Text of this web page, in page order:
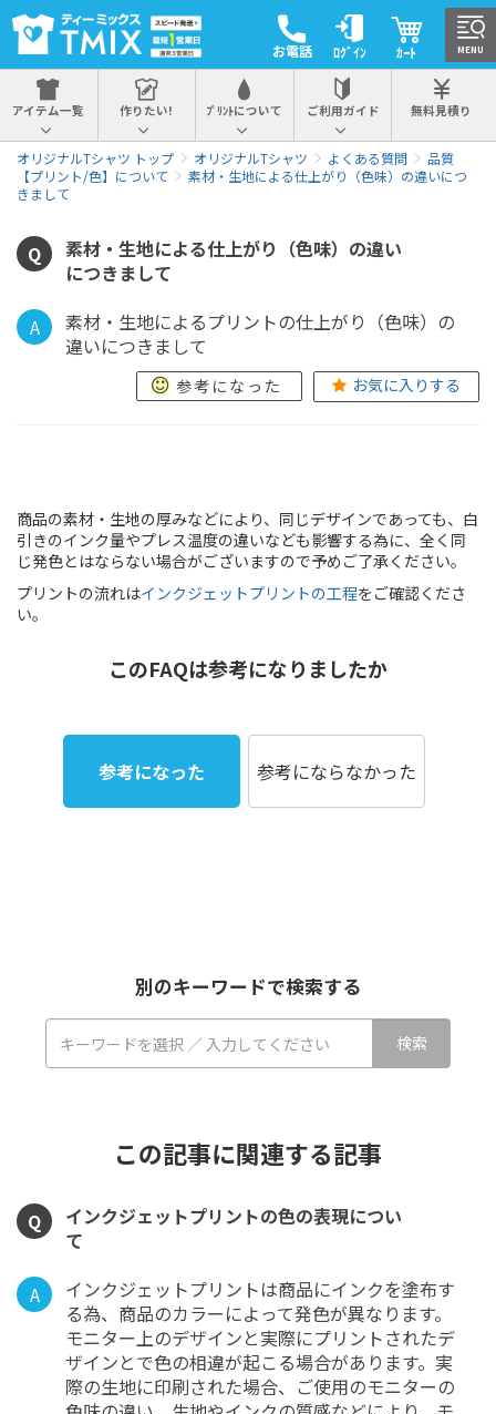
お電話 ﾛｸﾞｲﾝ ｶｰﾄ
アイテム一覧 作りたい! ﾌﾟﾘﾝﾄについて ご利用ガイド 無料見積り
オリジナルTシャツ トップ オリジナルTシャツ よくある質問
品質
【プリント/色】について
素材・生地による仕上がり（色味）の違いにつ
きまして
Q
素材・生地による仕上がり（色味）の違い
につきまして
A
素材・生地によるプリントの仕上がり（色味）の
違いにつきまして
参考になった お気に入りする
商品の素材・生地の厚みなどにより、同じデザインであっても、白
引きのインク量やプレス温度の違いなども影響する為に、全く同
じ発色とはならない場合がございますので予めご了承ください。
プリントの流れはインクジェットプリントの工程をご確認くださ
い。
このFAQは参考になりましたか
参考になった 参考にならなかった
別のキーワードで検索する
この記事に関連する記事
Q
インクジェットプリントの色の表現につい
て
A
インクジェットプリントは商品にインクを塗布す
る為、商品のカラーによって発色が異なります。
モニター上のデザインと実際にプリントされたデ
ザインとで色の相違が起こる場合があります。実
際の生地に印刷された場合、ご使用のモニターの
MENU